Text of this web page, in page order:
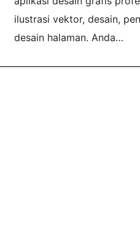
ilustrasi vektor, desain,
desain halaman. Anda…